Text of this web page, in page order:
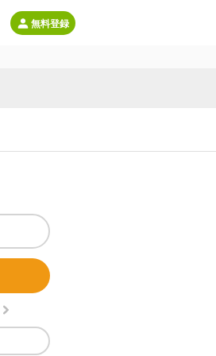
無料登録